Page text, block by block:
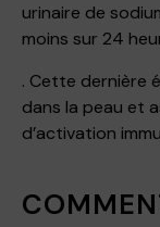
urinaire de
moins sur 24
. Cette dernière
dans la peau et
d’activation